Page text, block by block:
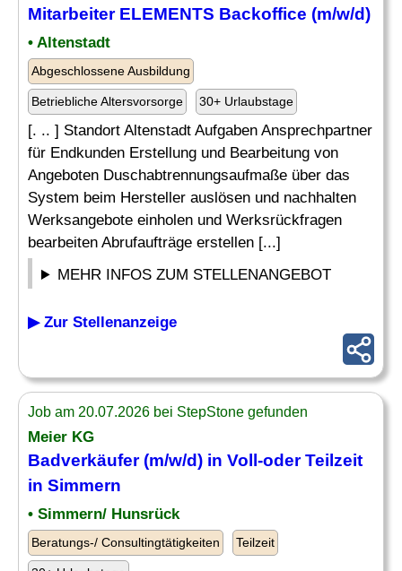
Mitarbeiter ELEMENTS Backoffice (m/w/d)
• Altenstadt
Abgeschlossene Ausbildung
Betriebliche Altersvorsorge 30+ Urlaubstage
[. .. ] Standort Altenstadt Aufgaben Ansprechpartner
für Endkunden Erstellung und Bearbeitung von
Angeboten Duschabtrennungsaufmaße über das
System beim Hersteller auslösen und nachhalten
Werksangebote einholen und Werksrückfragen
bearbeiten Abrufaufträge erstellen [...]
MEHR INFOS ZUM STELLENANGEBOT
▶ Zur Stellenanzeige
Job am 20.07.2026 bei StepStone gefunden
Meier KG
Badverkäufer(m/w/d) in Voll-oder Teilzeit
in Simmern
• Simmern/ Hunsrück
Beratungs-/ Consultingtätigkeiten Teilzeit